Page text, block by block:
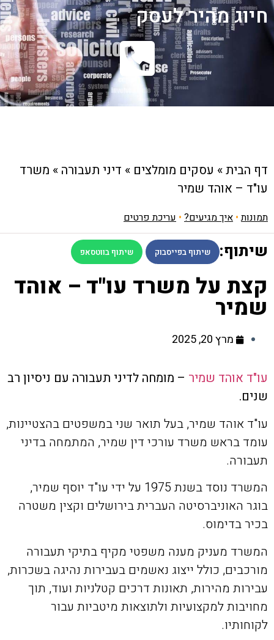
חיוג מהיר לעסק
דף הבית» עסקים מומלצים » דיני תעבורה » משרד
עו"ד – אוהד שמיר
תמונות• איך מגיעים? • עריכת פרטים
שיתוף: שיתוף בפייסבוק שיתוף בווטסאפ
קצת על משרד עו"ד – אוהד
שמיר
מרץ 20, 2025
עו"ד אוהד שמיר – מומחה לדיני תעבורה עם ניסיון רב
שנים.
עו"ד אוהד שמיר, בעל תואר שני במשפטים בהצטיינות,
עומד בראש משרד עורכי דין שמיר, המתמחה בדיני
תעבורה.
המשרד נוסד בשנת 1975 על ידי עו"ד יוסף שמיר,
בוגר האוניברסיטה העברית בירושלים וקצין משטרה
בכיר בדימוס.
המשרד מעניק מענה משפטי מקיף בתיקי תעבורה
מורכבים, כולל ייצוג נאשמים בעבירות נהיגה בשכרות,
עבירות מהירות, תאונות דרכים קטלניות ועוד, תוך
מחויבות למקצועיות ולתוצאות מיטביות עבור
לקוחותיו.